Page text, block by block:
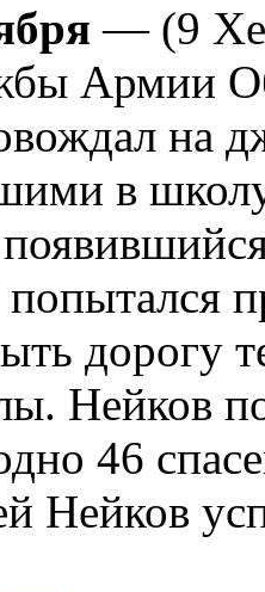
— (9
Армии
на
в
дорогу
Нейков
46
Нейков